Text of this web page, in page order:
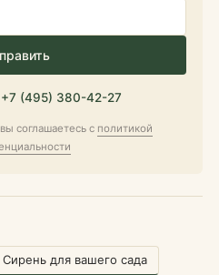
+7 (495) 380-42-27
соглашаетесь с политикой
Сирень для вашего сада